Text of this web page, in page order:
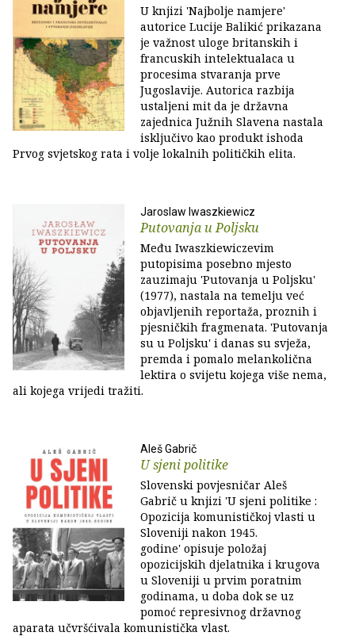
U knjizi 'Najbolje namjere'
autorice Lucije Balikić prikazana
je važnost uloge britanskih i
francuskih intelektualaca u
procesima stvaranja prve
Jugoslavije. Autorica razbija
ustaljeni mit da je državna
zajednica Južnih Slavena nastala
isključivo kao produkt ishoda
Prvog svjetskog rata i volje lokalnih političkih elita.
Jaroslaw Iwaszkiewicz
Putovanja u Poljsku
Među Iwaszkiewiczevim
putopisima posebno mjesto
zauzimaju 'Putovanja u Poljsku'
(1977), nastala na temelju već
objavljenih reportaža, proznih i
pjesničkih fragmenata. 'Putovanja
su u Poljsku' i danas su svježa,
premda i pomalo melankolična
lektira o svijetu kojega više nema,
ali kojega vrijedi tražiti.
Aleš Gabrič
U sjeni politike
Slovenski povjesničar Aleš
Gabrič u knjizi 'U sjeni politike :
Opozicija komunističkoj vlasti u
Sloveniji nakon 1945.
godine' opisuje položaj
opozicijskih djelatnika i krugova
u Sloveniji u prvim poratnim
godinama, u doba dok se uz
pomoć represivnog državnog
aparata učvršćivala komunistička vlast.